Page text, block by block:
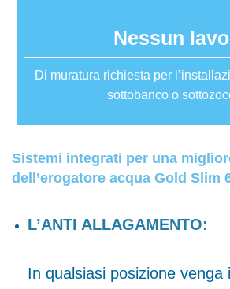
Nessun
Di muratura richiesta per
sottobanco o
Sistemi integrati per una
dell’erogatore acqua Gold Slim
L’ANTI ALLAGAMENTO:
In qualsiasi posizione venga